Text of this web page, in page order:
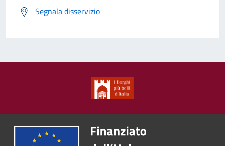
Segnala disservizio